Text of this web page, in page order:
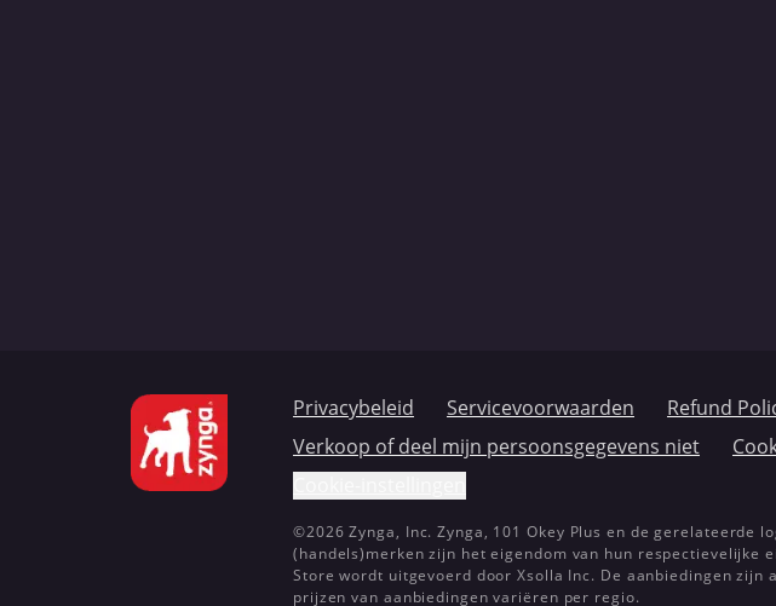
Privacybeleid Servicevoorwaarden
Refund
Verkoop of deel mijn persoonsgegevens niet
©2026 Zynga, Inc. Zynga, 101 Okey Plus en de gerelateerde
(handels)merken zijn het eigendom van hun respectievelijke
Store wordt uitgevoerd door Xsolla Inc. De aanbiedingen zijn
prijzen van aanbiedingen variëren per regio.